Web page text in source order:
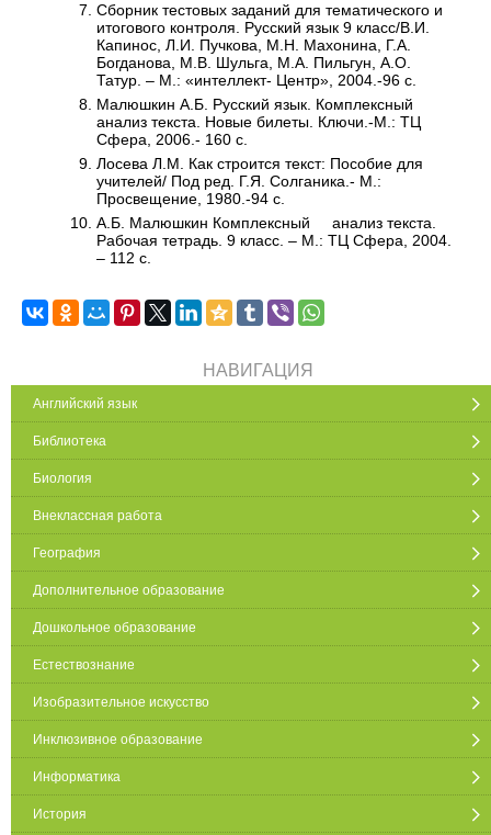
Сборник тестовых заданий для тематического и
итогового контроля. Русский язык 9 класс/В.И.
Капинос, Л.И. Пучкова, М.Н. Махонина, Г.А.
Богданова, М.В. Шульга, М.А. Пильгун, А.О.
Татур. – М.: «интеллект- Центр», 2004.-96 с.
Малюшкин А.Б. Русский язык. Комплексный
анализ текста. Новые билеты. Ключи.-М.: ТЦ
Сфера, 2006.- 160 с.
Лосева Л.М. Как строится текст: Пособие для
учителей/ Под ред. Г.Я. Солганика.- М.:
Просвещение, 1980.-94 с.
А.Б. Малюшкин Комплексный анализ текста.
Рабочая тетрадь. 9 класс. – М.: ТЦ Сфера, 2004.
– 112 с.
НАВИГАЦИЯ
Английский язык
Библиотека
Биология
Внеклассная работа
География
Дополнительное образование
Дошкольное образование
Естествознание
Изобразительное искусство
Инклюзивное образование
Информатика
История